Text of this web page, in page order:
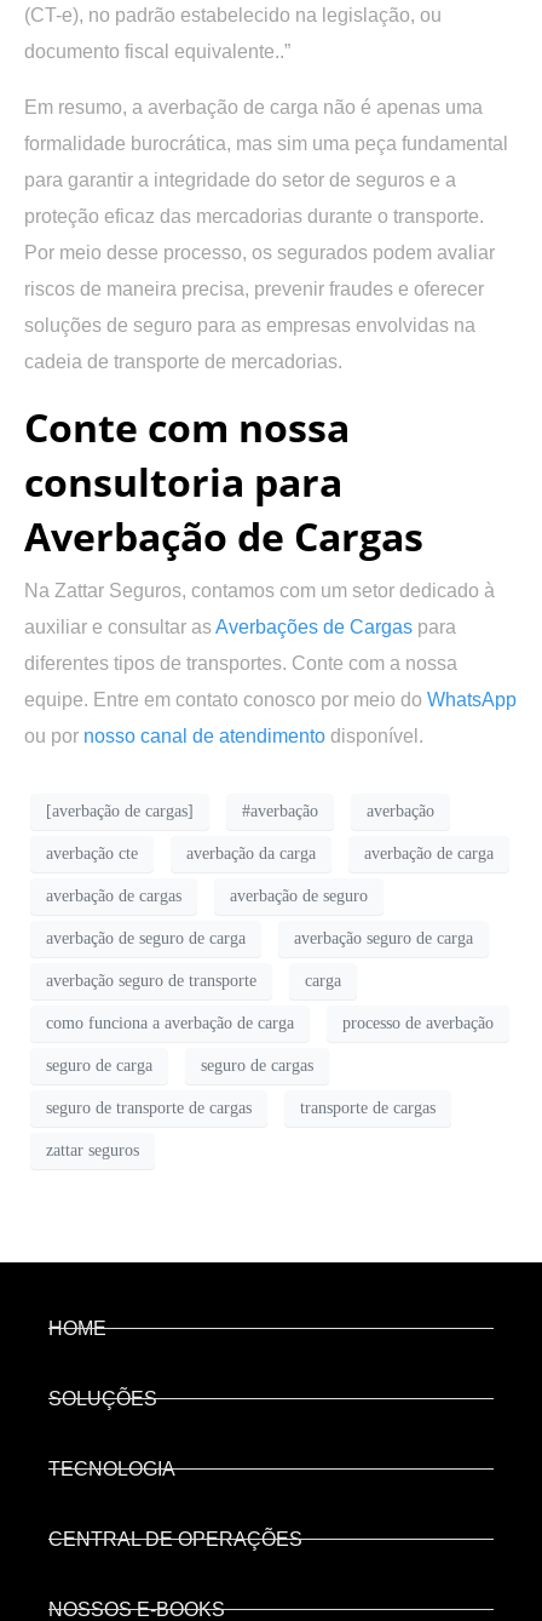
(CT-e), no padrão estabelecido na legislação, ou
documento fiscal equivalente..”
Em resumo, a averbação de carga não é apenas uma
formalidade burocrática, mas sim uma peça fundamental
para garantir a integridade do setor de seguros e a
proteção eficaz das mercadorias durante o transporte.
Por meio desse processo, os segurados podem avaliar
riscos de maneira precisa, prevenir fraudes e oferecer
soluções de seguro para as empresas envolvidas na
cadeia de transporte de mercadorias.
Conte com nossa
consultoria para
Averbação de Cargas
Na Zattar Seguros, contamos com um setor dedicado à
auxiliar e consultar asAverbações de Cargas para
diferentes tipos de transportes. Conte com a nossa
equipe. Entre em contato conosco por meio do WhatsApp
ou por nosso canal de atendimento disponível.
[averbação de cargas] #averbação averbação
averbação cte averbação da carga averbação de carga
averbação de cargas averbação de seguro
averbação de seguro de carga averbação seguro de carga
averbação seguro de transporte carga
como funciona a averbação de carga processo de averbação
seguro de carga seguro de cargas
seguro de transporte de cargas transporte de cargas
zattar seguros
HOME
SOLUÇÕES
TECNOLOGIA
CENTRAL DE OPERAÇÕES
NOSSOS E-BOOKS